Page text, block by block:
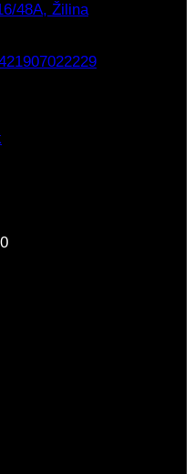
48A, Žilina